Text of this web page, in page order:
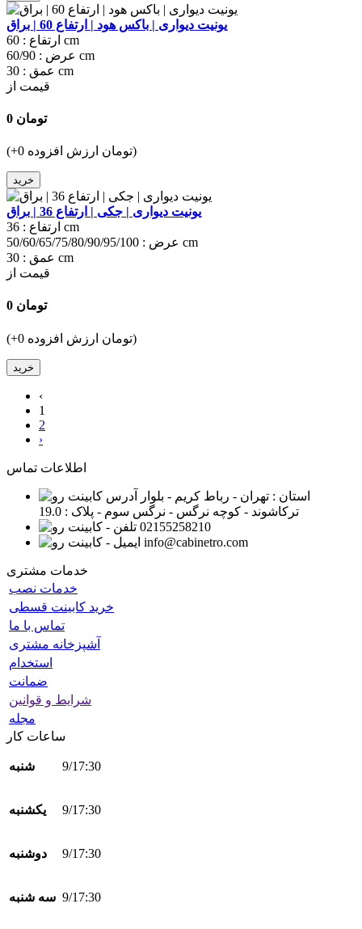
یونیت دیواری | باکس هود | ارتفاع 60 | براق
ارتفاع : 60 cm
عرض : 60/90 cm
عمق : 30 cm
قیمت از
0 تومان
(+0 تومان ارزش افزوده)
خرید
یونیت دیواری | جکی | ارتفاع 36 | براق
ارتفاع : 36 cm
عرض : 50/60/65/75/80/90/95/100 cm
عمق : 30 cm
قیمت از
0 تومان
(+0 تومان ارزش افزوده)
خرید
‹
1
2
›
اطلاعات تماس
استان : تهران - رباط کریم - بلوار
ترکاشوند - کوچه نرگس - نرگس سوم - پلاک : 19.0
02155258210
info@cabinetro.com
خدمات مشتری
خدمات نصب
خرید کابینت قسطی
تماس با ما
آشپزخانه مشتری
استخدام
ضمانت
شرایط و قوانین
مجله
ساعات کار
شنبه 9/17:30
یکشنبه 9/17:30
دوشنبه 9/17:30
سه شنبه 9/17:30